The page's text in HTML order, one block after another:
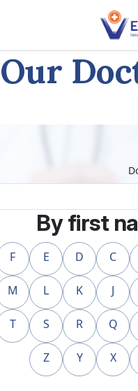
Our
C
D
E
F
J
K
L
M
Q
R
S
T
X
Y
Z